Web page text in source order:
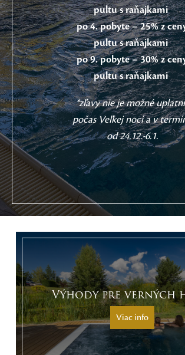
pultu s raňajkami
po 4. pobyte – 25% z
pultu s raňajkami
po 9. pobyte – 30% z
pultu s raňajkami
*zľavy nie je možné
počas Veľkej noci a v
od 24.12.-6.1.
Výhody pre verných
Viac info